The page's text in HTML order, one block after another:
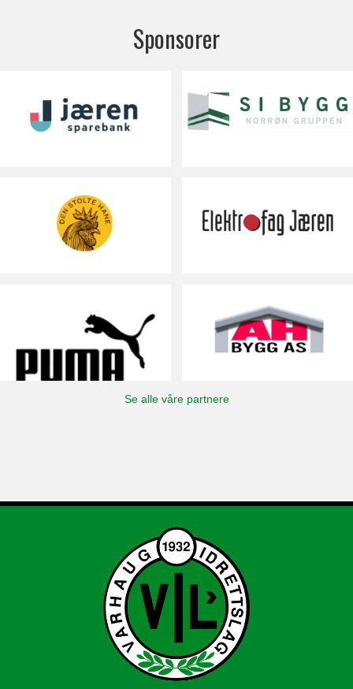
Sponsorer
Se alle våre partnere